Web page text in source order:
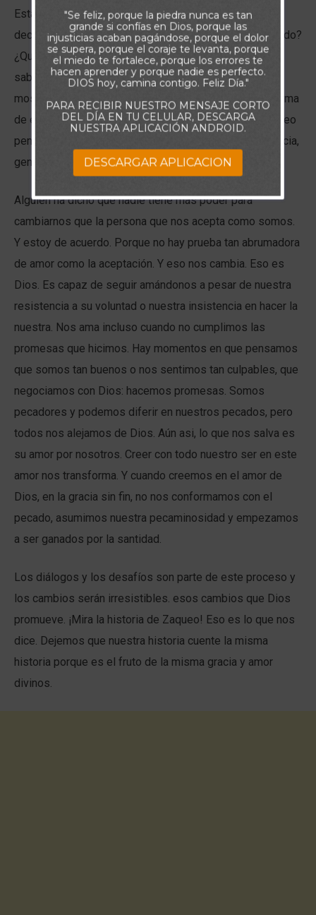
Estar con Jesús conmovió completamente a Zaqueo y
decidió hacer cambios. ¿Qué conversación habrían tenido?
¿Qué dijo Jesús durante la cena? Creo que podemos
saberlo leyendo el Sermón de la Montaña. Jesús le
mostró una nueva perspectiva de la vida. Una nueva forma
de entender la existencia cambió la forma en que Zaqueo
pensaba de sí mismo y de los demás. En lugar de codicia,
generosidad. En lugar de egoísmo, altruismo.
Alguien ha dicho que nadie tiene más poder para
cambiarnos que la persona que nos acepta como somos.
Y estoy de acuerdo. Porque no hay prueba tan abrumadora
de amor como la aceptación. Y eso nos cambia. Eso es
Dios. Es capaz de seguir amándonos a pesar de nuestra
resistencia a su voluntad o nuestra insistencia en hacer la
nuestra. Nos ama incluso cuando no cumplimos las
promesas que hicimos. Hay momentos en que pensamos
que somos tan buenos o nos sentimos tan culpables, que
negociamos con Dios: hacemos promesas. Somos
pecadores y podemos diferir en nuestros pecados, pero
todos nos alejamos de Dios. Aún asi, lo que nos salva es
su amor por nosotros. Creer con todo nuestro ser en este
amor nos transforma. Y cuando creemos en el amor de
Dios, en la gracia sin fin, no nos conformamos con el
pecado, asumimos nuestra pecaminosidad y empezamos
a ser ganados por la santidad.
Los diálogos y los desafíos son parte de este proceso y
los cambios serán irresistibles. esos cambios que Dios
promueve. ¡Mira la historia de Zaqueo! Eso es lo que nos
dice. Dejemos que nuestra historia cuente la misma
historia porque es el fruto de la misma gracia y amor
divinos.
"Se feliz, porque la piedra nunca es tan
grande si confías en Dios, porque las
injusticias acaban pagándose, porque el dolor
se supera, porque el coraje te levanta, porque
el miedo te fortalece, porque los errores te
hacen aprender y porque nadie es perfecto.
DIOS hoy, camina contigo. Feliz Día."
PARA RECIBIR NUESTRO MENSAJE CORTO
DEL DÍA EN TU CELULAR, DESCARGA
NUESTRA APLICACIÓN ANDROID.
DESCARGAR APLICACION